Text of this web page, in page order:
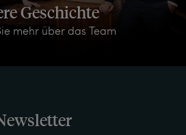
Geschichte
mehr über das Team